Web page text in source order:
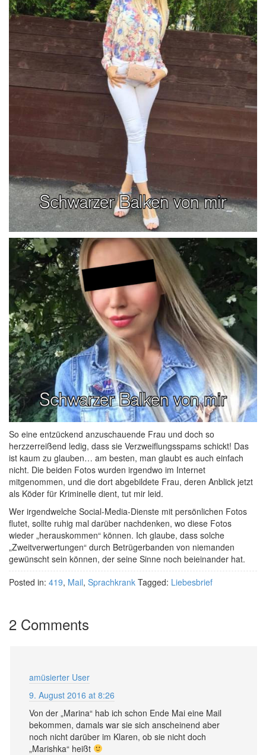
So eine entzückend anzuschauende Frau und doch so
herzzerreißend ledig, dass sie Verzweiflungsspams schickt! Das
ist kaum zu glauben… am besten, man glaubt es auch einfach
nicht. Die beiden Fotos wurden irgendwo im Internet
mitgenommen, und die dort abgebildete Frau, deren Anblick jetzt
als Köder für Kriminelle dient, tut mir leid.
Wer irgendwelche Social-Media-Dienste mit persönlichen Fotos
flutet, sollte ruhig mal darüber nachdenken, wo diese Fotos
wieder „herauskommen“ können. Ich glaube, dass solche
„Zweitverwertungen“ durch Betrügerbanden von niemanden
gewünscht sein können, der seine Sinne noch beieinander hat.
Posted in: 419, Mail, Sprachkrank Tagged: Liebesbrief
2 Comments
amüsierter User
9. August 2016 at 8:26
Von der „Marina“ hab ich schon Ende Mai eine Mail
bekommen, damals war sie sich anscheinend aber
noch nicht darüber im Klaren, ob sie nicht doch
„Marishka“ heißt